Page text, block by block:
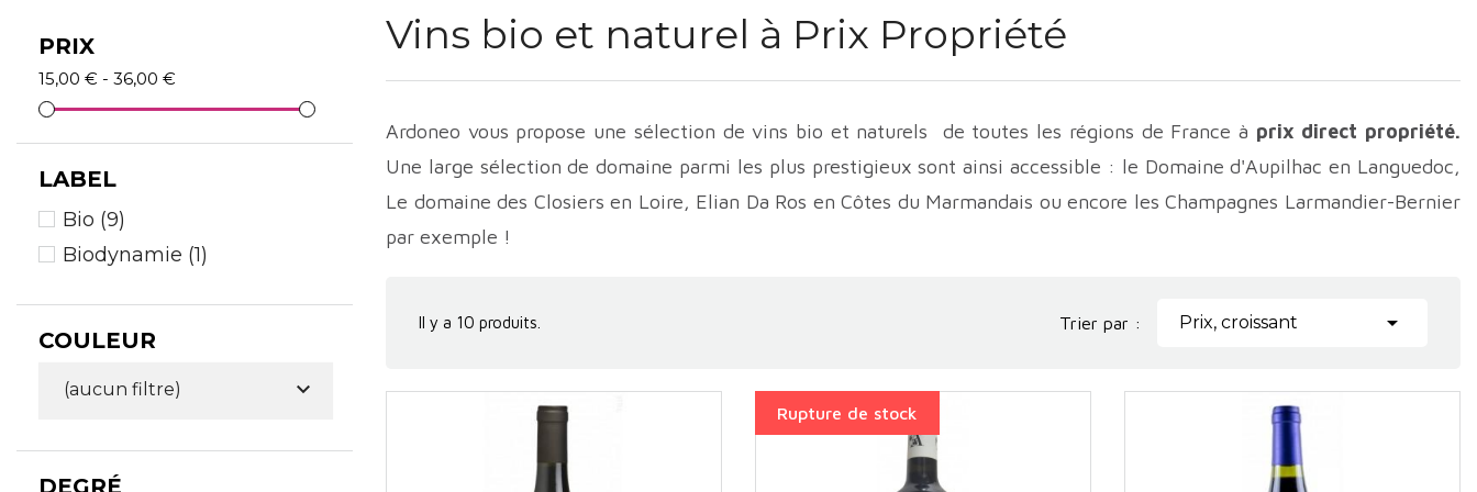
PRIX
15,00 € - 36,00 €
LABEL
Bio (9)
Biodynamie (1)
COULEUR
(aucun filtre) 
DEGRÉ
Vins bio et naturel à Prix Propriété
Ardoneo vous propose une sélection de vins bio et naturels de toutes les régions de France à prix direct propriété.
Une large sélection de domaine parmi les plus prestigieux sont ainsi accessible : le Domaine d'Aupilhac en Languedoc,
Le domaine des Closiers en Loire, Elian Da Ros en Côtes du Marmandais ou encore les Champagnes Larmandier-Bernier
par exemple !
Il y a 10 produits. Trier par : Prix, croissant 
Rupture de stock